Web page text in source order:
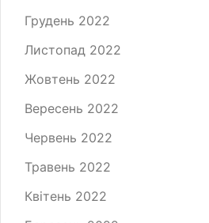
Грудень 2022
Листопад 2022
Жовтень 2022
Вересень 2022
Червень 2022
Травень 2022
Квітень 2022